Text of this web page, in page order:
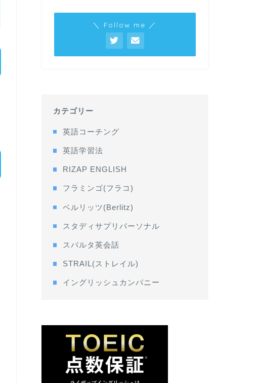
＼ Follow me ／
カテゴリー
英語コーチング
英語学習法
RIZAP ENGLISH
フラミンゴ(フラコ)
ベルリッツ(Berlitz)
スタディサプリパーソナル
スパルタ英会話
STRAIL(ストレイル)
イングリッシュカンパニー